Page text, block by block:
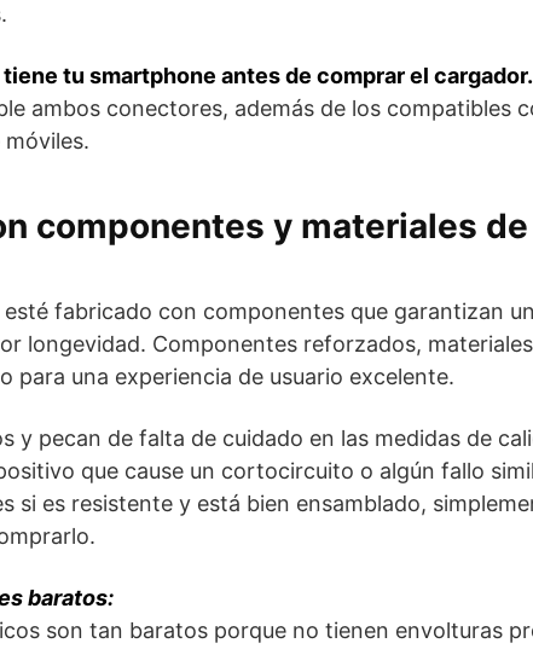
tu smartphone antes de comprar el cargador.
ambos conectores, además de los compatibles
componentes y materiales
fabricado con componentes que garantizan
longevidad. Componentes reforzados,
para una experiencia de usuario excelente.
y pecan de falta de cuidado en las medidas de
que cause un cortocircuito o algún fallo
si es resistente y está bien ensamblado,
baratos:
son tan baratos porque no tienen envolturas